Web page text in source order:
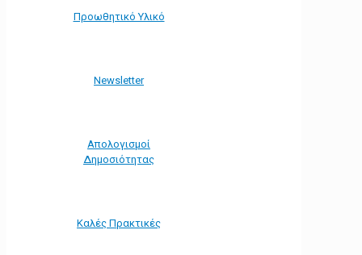
Προωθητικό Υλικό
Νewsletter
Απολογισμοί
Δημοσιότητας
Καλές Πρακτικές